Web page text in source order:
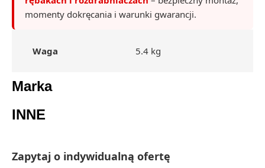
momenty dokręcania i warunki gwarancji.
Waga 5.4 kg
Marka
INNE
Zapytaj o indywidualną ofertę